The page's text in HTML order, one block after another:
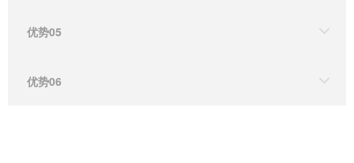
优势05
优势06